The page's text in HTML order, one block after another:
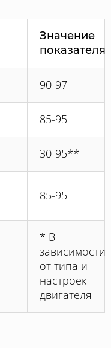
Значение
показателя
90-97
85-95
30-95**
85-95
* В
зависимости
от типа и
настроек
двигателя